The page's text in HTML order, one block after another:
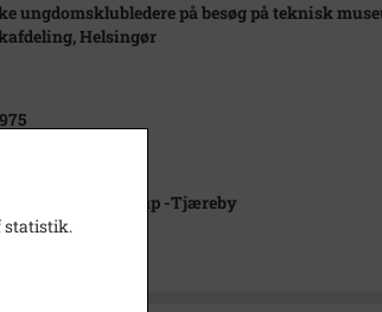
ungdomsklubledere på besøg på teknisk
Helsingør
Alsønderup -Tjæreby
statistik.